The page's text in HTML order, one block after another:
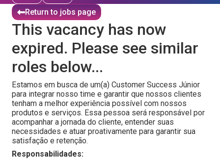
Return to jobs page
This vacancy has now
expired. Please see similar
roles below...
Estamos em busca de um(a) Customer Success Júnior
para integrar nosso time e garantir que nossos clientes
tenham a melhor experiência possível com nossos
produtos e serviços. Essa pessoa será responsável por
acompanhar a jornada do cliente, entender suas
necessidades e atuar proativamente para garantir sua
satisfação e retenção.
Responsabilidades: